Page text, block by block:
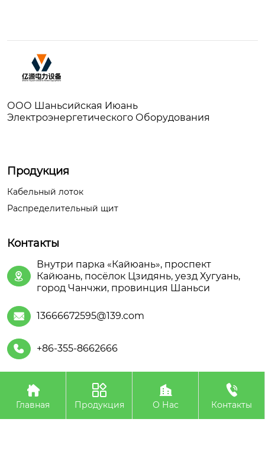
ООО Шаньсийская Июань
Электроэнергетического Оборудования
Продукция
Кабельный лоток
Распределительный щит
Контакты

Внутри парка «Кайюань», проспект
Кайюань, посёлок Цзидянь, уезд Хугуань,
город Чанчжи, провинция Шаньси
 13666672595@139.com
 +86-355-8662666
Авторское право©ООО Шаньсийская Июань
Электроэнергетического Оборудования

Главная

Продукция

О Нас

Контакты